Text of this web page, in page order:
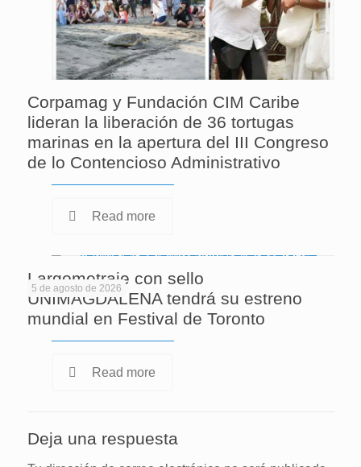
Corpamag y Fundación CIM Caribe
lideran la liberación de 36 tortugas
marinas en la apertura del III Congreso
de lo Contencioso Administrativo
Read more
5 de agosto de 2026
Largometraje con sello
UNIMAGDALENA tendrá su estreno
mundial en Festival de Toronto
Read more
Deja una respuesta